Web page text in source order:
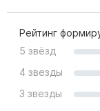
Рейтинг
5 звёзд
4 звезды
3 звезды